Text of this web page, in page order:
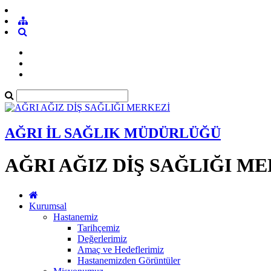
AĞRI İL SAĞLIK MÜDÜRLÜĞÜ
AĞRI AĞIZ DİŞ SAĞLIĞI
Kurumsal
Hastanemiz
Tarihçemiz
Değerlerimiz
Amaç ve Hedeflerimiz
Hastanemizden Görüntüler